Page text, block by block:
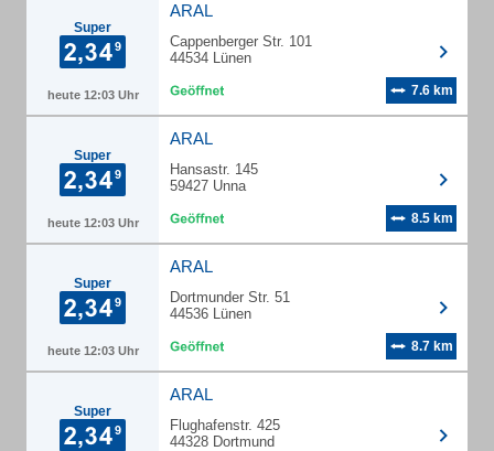
Super
heute 12:03 Uhr
ARAL
Cappenberger Str. 101
44534 Lünen
7.6 km
Super
heute 12:03 Uhr
ARAL
Hansastr. 145
59427 Unna
8.5 km
Super
heute 12:03 Uhr
ARAL
Dortmunder Str. 51
44536 Lünen
8.7 km
Super
ARAL
Flughafenstr. 425
44328 Dortmund